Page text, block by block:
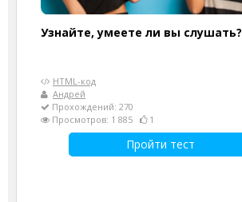
Узнайте, умеете ли вы слушать?
HTML-код
Андрей
Прохождений: 270
Просмотров: 1 885
1
Пройти тест